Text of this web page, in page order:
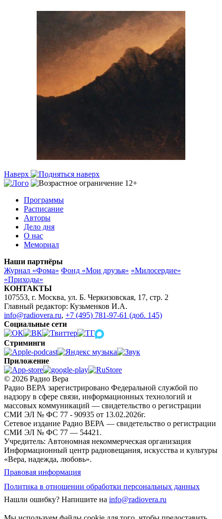
Наверх
Программы
Расписание
Авторы
Дело дня
О нас
Мемориал
Наши партнёры
Журнал «Фома» Фонд «Мои друзья» «Милосердие»
«Приходы»
КОНТАКТЫ
107553, г. Москва, ул. Б. Черкизовская, 17, стр. 2
Главный редактор: Кузьменков И.А.
info@radiovera.ru, +7 (495) 781-97-61 (доб. 145)
Социальные сети
Стриминги
Приложение
© 2026 Радио Вера
Радио ВЕРА зарегистрировано Федеральной службой по
надзору в сфере связи, информационных технологий и
массовых коммуникаций — свидетельство о регистрации
СМИ ЭЛ № ФС 77 - 90935 от 13.02.2026г.
Сетевое издание Радио ВЕРА — свидетельство о регистрации
СМИ ЭЛ № ФС 77 — 54421.
Учредитель: Автономная некоммерческая организация
Информационный центр радиовещания, искусства и культуры
«Вера, надежда, любовь».
Правовая информация
Политика в отношении обработки персональных данных
Нашли ошибку? Напишите на info@radiovera.ru